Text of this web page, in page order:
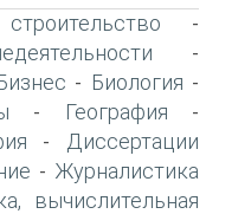
-
-
- Биология -
- География -
-
Диссертации
- Журналистика
вычислительная